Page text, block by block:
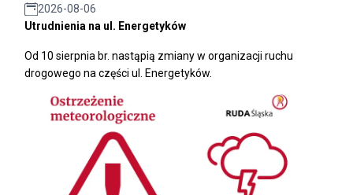
2026-08-06
Utrudnienia na ul. Energetyków
Od 10 sierpnia br. nastąpią zmiany w organizacji ruchu
drogowego na części ul. Energetyków.